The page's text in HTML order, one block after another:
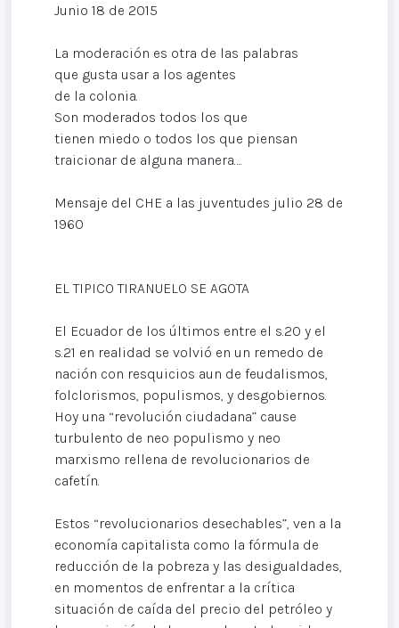
Junio 18 de 2015
La moderación es otra de las palabras
que gusta usar a los agentes
de la colonia.
Son moderados todos los que
tienen miedo o todos los que piensan
traicionar de alguna manera….
Mensaje del CHE a las juventudes julio 28 de
1960
EL TIPICO TIRANUELO SE AGOTA
El Ecuador de los últimos entre el s.20 y el
s.21 en realidad se volvió en un remedo de
nación con resquicios aun de feudalismos,
folclorismos, populismos, y desgobiernos.
Hoy una “revolución ciudadana” cause
turbulento de neo populismo y neo
marxismo rellena de revolucionarios de
cafetín.
Estos “revolucionarios desechables”, ven a la
economía capitalista como la fórmula de
reducción de la pobreza y las desigualdades,
en momentos de enfrentar a la crítica
situación de caída del precio del petróleo y